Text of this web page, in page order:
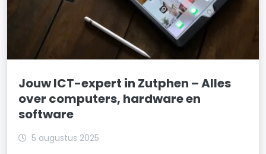
Jouw ICT-expert in Zutphen – Alles
over computers, hardware en
software
5 augustus 2025